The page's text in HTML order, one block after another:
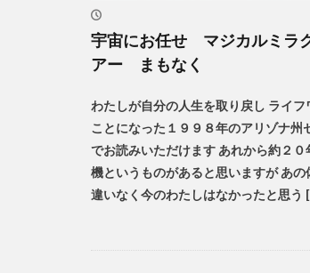
宇宙にお任せ マジカルミラ
アー まもなく
わたしが自分の人生を取り戻し ライ
ことになった１９９８年のアリゾナ州
でお読みいただけます あれから約２
機というものがあると思いますが あ
違いなく今のわたしはなかったと思う